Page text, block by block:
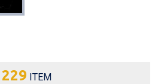
229 ITEM